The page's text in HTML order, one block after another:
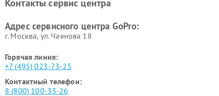
Контакты сервис центра
Адрес сервисного центра GoPro:
г. Москва, ул. Чаянова 18
Горячая линия:
+7 (495) 023-73-25
Контактный телефон:
8 (800) 100-33-26